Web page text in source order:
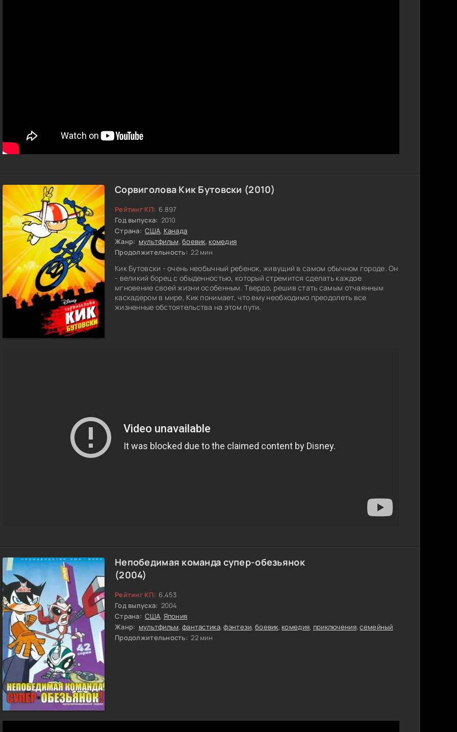
Сорвиголова Кик Бутовски (2010)
Рейтинг КП: 6.897
Год выпуска: 2010
Страна: США, Канада
Жанр: мультфильм,боевик, комедия
Продолжительность: 22 мин
Кик Бутовски - очень необычный ребенок, живущий в самом обычном городе. Он
- великий борец с обыденностью, который стремится сделать каждое
мгновение своей жизни особенным. Твердо, решив стать самым отчаянным
каскадером в мире, Кик понимает, что ему необходимо преодолеть все
жизненные обстоятельства на этом пути.
Непобедимая команда супер-обезьянок
(2004)
Рейтинг КП: 6.453
Год выпуска: 2004
Страна: США, Япония
Жанр: мультфильм,фантастика,фэнтези, боевик, комедия, приключения,семейный
Продолжительность: 22 мин